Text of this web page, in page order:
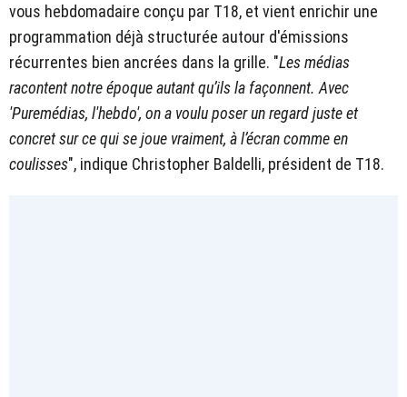
vous hebdomadaire conçu par T18, et vient enrichir une
programmation déjà structurée autour d'émissions
récurrentes bien ancrées dans la grille. "Les médias
racontent notre époque autant qu’ils la façonnent. Avec
'Puremédias, l'hebdo', on a voulu poser un regard juste et
concret sur ce qui se joue vraiment, à l’écran comme en
coulisses", indique Christopher Baldelli, président de T18.